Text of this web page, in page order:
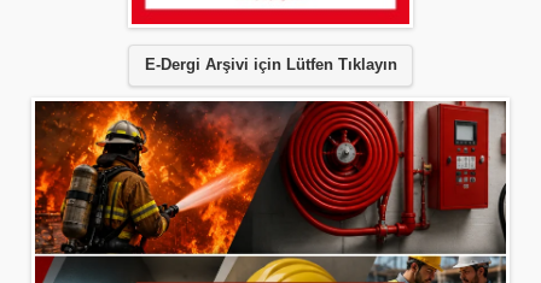
E-Dergi Arşivi için Lütfen Tıklayın